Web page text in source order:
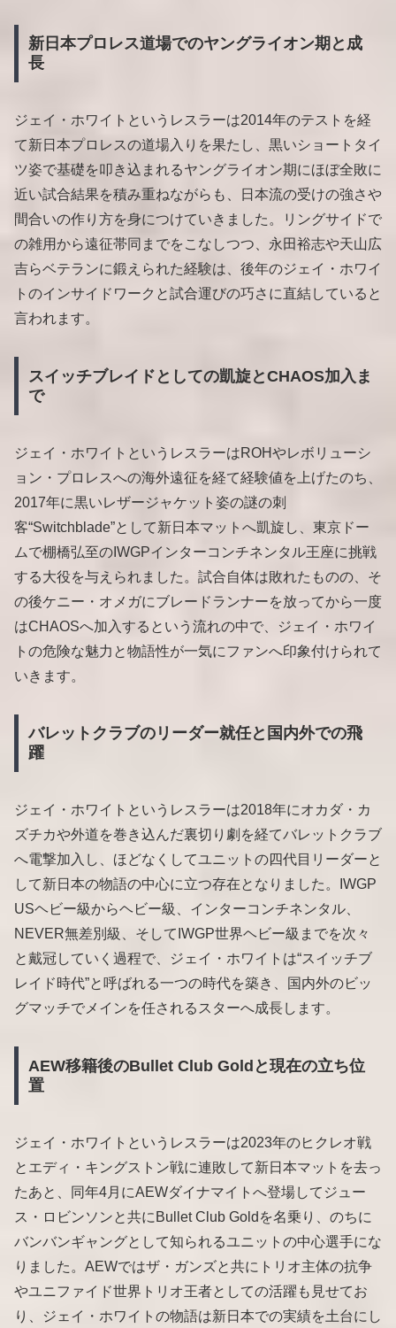
新日本プロレス道場でのヤングライオン期と成
長
ジェイ・ホワイトというレスラーは2014年のテストを経
て新日本プロレスの道場入りを果たし、黒いショートタイ
ツ姿で基礎を叩き込まれるヤングライオン期にほぼ全敗に
近い試合結果を積み重ねながらも、日本流の受けの強さや
間合いの作り方を身につけていきました。リングサイドで
の雑用から遠征帯同までをこなしつつ、永田裕志や天山広
吉らベテランに鍛えられた経験は、後年のジェイ・ホワイ
トのインサイドワークと試合運びの巧さに直結していると
言われます。
スイッチブレイドとしての凱旋とCHAOS加入ま
で
ジェイ・ホワイトというレスラーはROHやレボリューシ
ョン・プロレスへの海外遠征を経て経験値を上げたのち、
2017年に黒いレザージャケット姿の謎の刺
客“Switchblade”として新日本マットへ凱旋し、東京ドー
ムで棚橋弘至のIWGPインターコンチネンタル王座に挑戦
する大役を与えられました。試合自体は敗れたものの、そ
の後ケニー・オメガにブレードランナーを放ってから一度
はCHAOSへ加入するという流れの中で、ジェイ・ホワイ
トの危険な魅力と物語性が一気にファンへ印象付けられて
いきます。
バレットクラブのリーダー就任と国内外での飛
躍
ジェイ・ホワイトというレスラーは2018年にオカダ・カ
ズチカや外道を巻き込んだ裏切り劇を経てバレットクラブ
へ電撃加入し、ほどなくしてユニットの四代目リーダーと
して新日本の物語の中心に立つ存在となりました。IWGP
USヘビー級からヘビー級、インターコンチネンタル、
NEVER無差別級、そしてIWGP世界ヘビー級までを次々
と戴冠していく過程で、ジェイ・ホワイトは“スイッチブ
レイド時代”と呼ばれる一つの時代を築き、国内外のビッ
グマッチでメインを任されるスターへ成長します。
AEW移籍後のBullet Club Goldと現在の立ち位
置
ジェイ・ホワイトというレスラーは2023年のヒクレオ戦
とエディ・キングストン戦に連敗して新日本マットを去っ
たあと、同年4月にAEWダイナマイトへ登場してジュー
ス・ロビンソンと共にBullet Club Goldを名乗り、のちに
バンバンギャングとして知られるユニットの中心選手にな
りました。AEWではザ・ガンズと共にトリオ主体の抗争
やユニファイド世界トリオ王者としての活躍も見せてお
り、ジェイ・ホワイトの物語は新日本での実績を土台にし